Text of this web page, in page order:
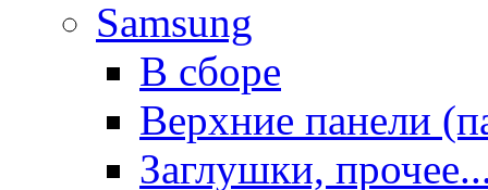
Samsung
В сборе
Верхние панели
Заглушки,